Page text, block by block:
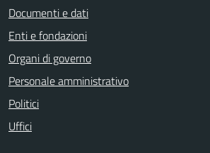
Documenti e dati
Enti e fondazioni
Organi di governo
Personale amministrativo
Politici
Uffici